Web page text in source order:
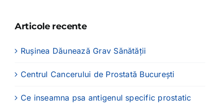
Articole recente
Rușinea Dăunează Grav Sănătății
Centrul Cancerului de Prostată București
Ce inseamna psa antigenul specific prostatic